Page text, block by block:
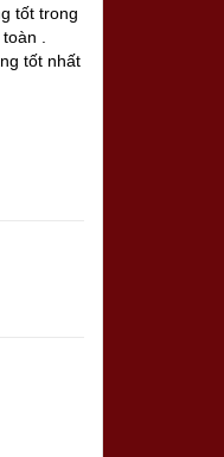
tốt trong
.
tốt nhất